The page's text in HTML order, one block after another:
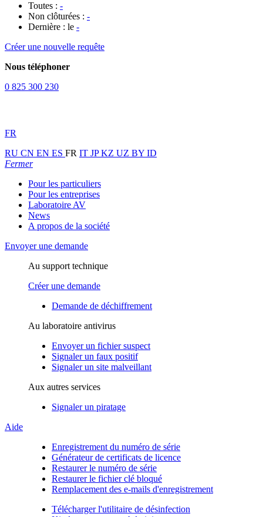
Toutes : -
Non clôturées : -
Dernière : le -
Créer une nouvelle requête
Nous téléphoner
0 825 300 230
FR
RU CN EN ES FR IT JPKZ UZ BY ID
Fermer
Pour les particuliers
Pour les entreprises
Laboratoire AV
News
A propos de la société
Envoyer une demande
Au support technique
Créer une demande
Demande de déchiffrement
Au laboratoire antivirus
Envoyer un fichier suspect
Signaler un faux positif
Signaler un site malveillant
Aux autres services
Signaler un piratage
Aide
Enregistrement du numéro de série
Générateur de certificats de licence
Restaurer le numéro de série
Restaurer le fichier clé bloqué
Remplacement des e-mails d'enregistrement
Télécharger l'utilitaire de désinfection